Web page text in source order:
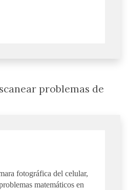
problemas de
fotográfica del celular,
matemáticos en